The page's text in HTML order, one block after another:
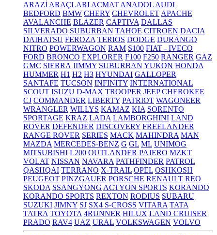
ARAZİ ARAÇLARI ACMAT ANADOL AUDI
BEDFORD BMW CHERY CHEVROLET APACHE
AVALANCHE BLAZER CAPTIVA DALLAS
SILVERADO SUBURBAN TAHOE CITROEN DACIA
DAIHATSU FEROZA TERIOS DODGE DURANGO
NITRO POWERWAGON RAM S100 FIAT - IVECO
FORD BRONCO EXPLORER F100 F250 RANGER GAZ
GMC SIERRA JIMMY SUBURBAN YUKON HONDA
HUMMER H1 H2 H3 HYUNDAI GALLOPER
SANTAFE TUCSON INFINITY INTERNATIONAL
SCOUT ISUZU D-MAX TROOPER JEEP CHEROKEE
CJ COMMANDER LIBERTY PATRIOT WAGONEER
WRANGLER WILLYS KAMAZ KIA SORENTO
SPORTAGE KRAZ LADA LAMBORGHINI LAND
ROVER DEFENDER DISCOVERY FREELANDER
RANGE ROVER SERIES MACK MAHINDRA MAN
MAZDA MERCEDES-BENZ G GL ML UNIMOG
MITSUBISHI L200 OUTLANDER PAJERO MZKT
VOLAT NISSAN NAVARA PATHFINDER PATROL
QASHQAI TERRANO X-TRAIL OPEL OSHKOSH
PEUGEOT PINZGAUER PORSCHE RENAULT REO
SKODA SSANGYONG ACTYON SPORTS KORANDO
KORANDO SPORTS REXTON RODIUS SUBARU
SUZUKI JIMNY SJ SX4 S-CROSS VITARA TATA
TATRA TOYOTA 4RUNNER HILUX LAND CRUISER
PRADO RAV4 UAZ URAL VOLKSWAGEN VOLVO